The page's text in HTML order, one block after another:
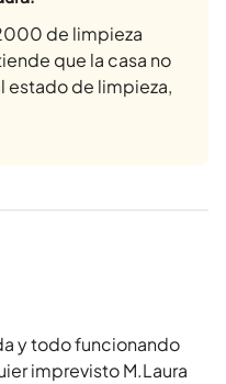
de limpieza
que la casa no
estado de limpieza,
y todo funcionando
imprevisto M.Laura